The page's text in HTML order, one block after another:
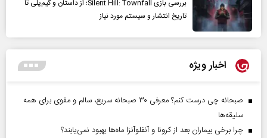
بررسی بازی Silent Hill: Townfall؛ از داستان و گیم‌پلی تا
تاریخ انتشار و سیستم مورد نیاز
اخبار ویژه
صبحانه چی درست کنم؟ معرفی ۳۰ صبحانه سریع، سالم و مقوی برای همه
سلیقه‌ها
چرا برخی بیماران بعد از کرونا و آنفلوآنزا ماه‌ها بهبود نمی‌یابند؟